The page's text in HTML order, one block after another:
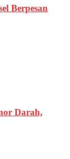
Berpesan
Darah,